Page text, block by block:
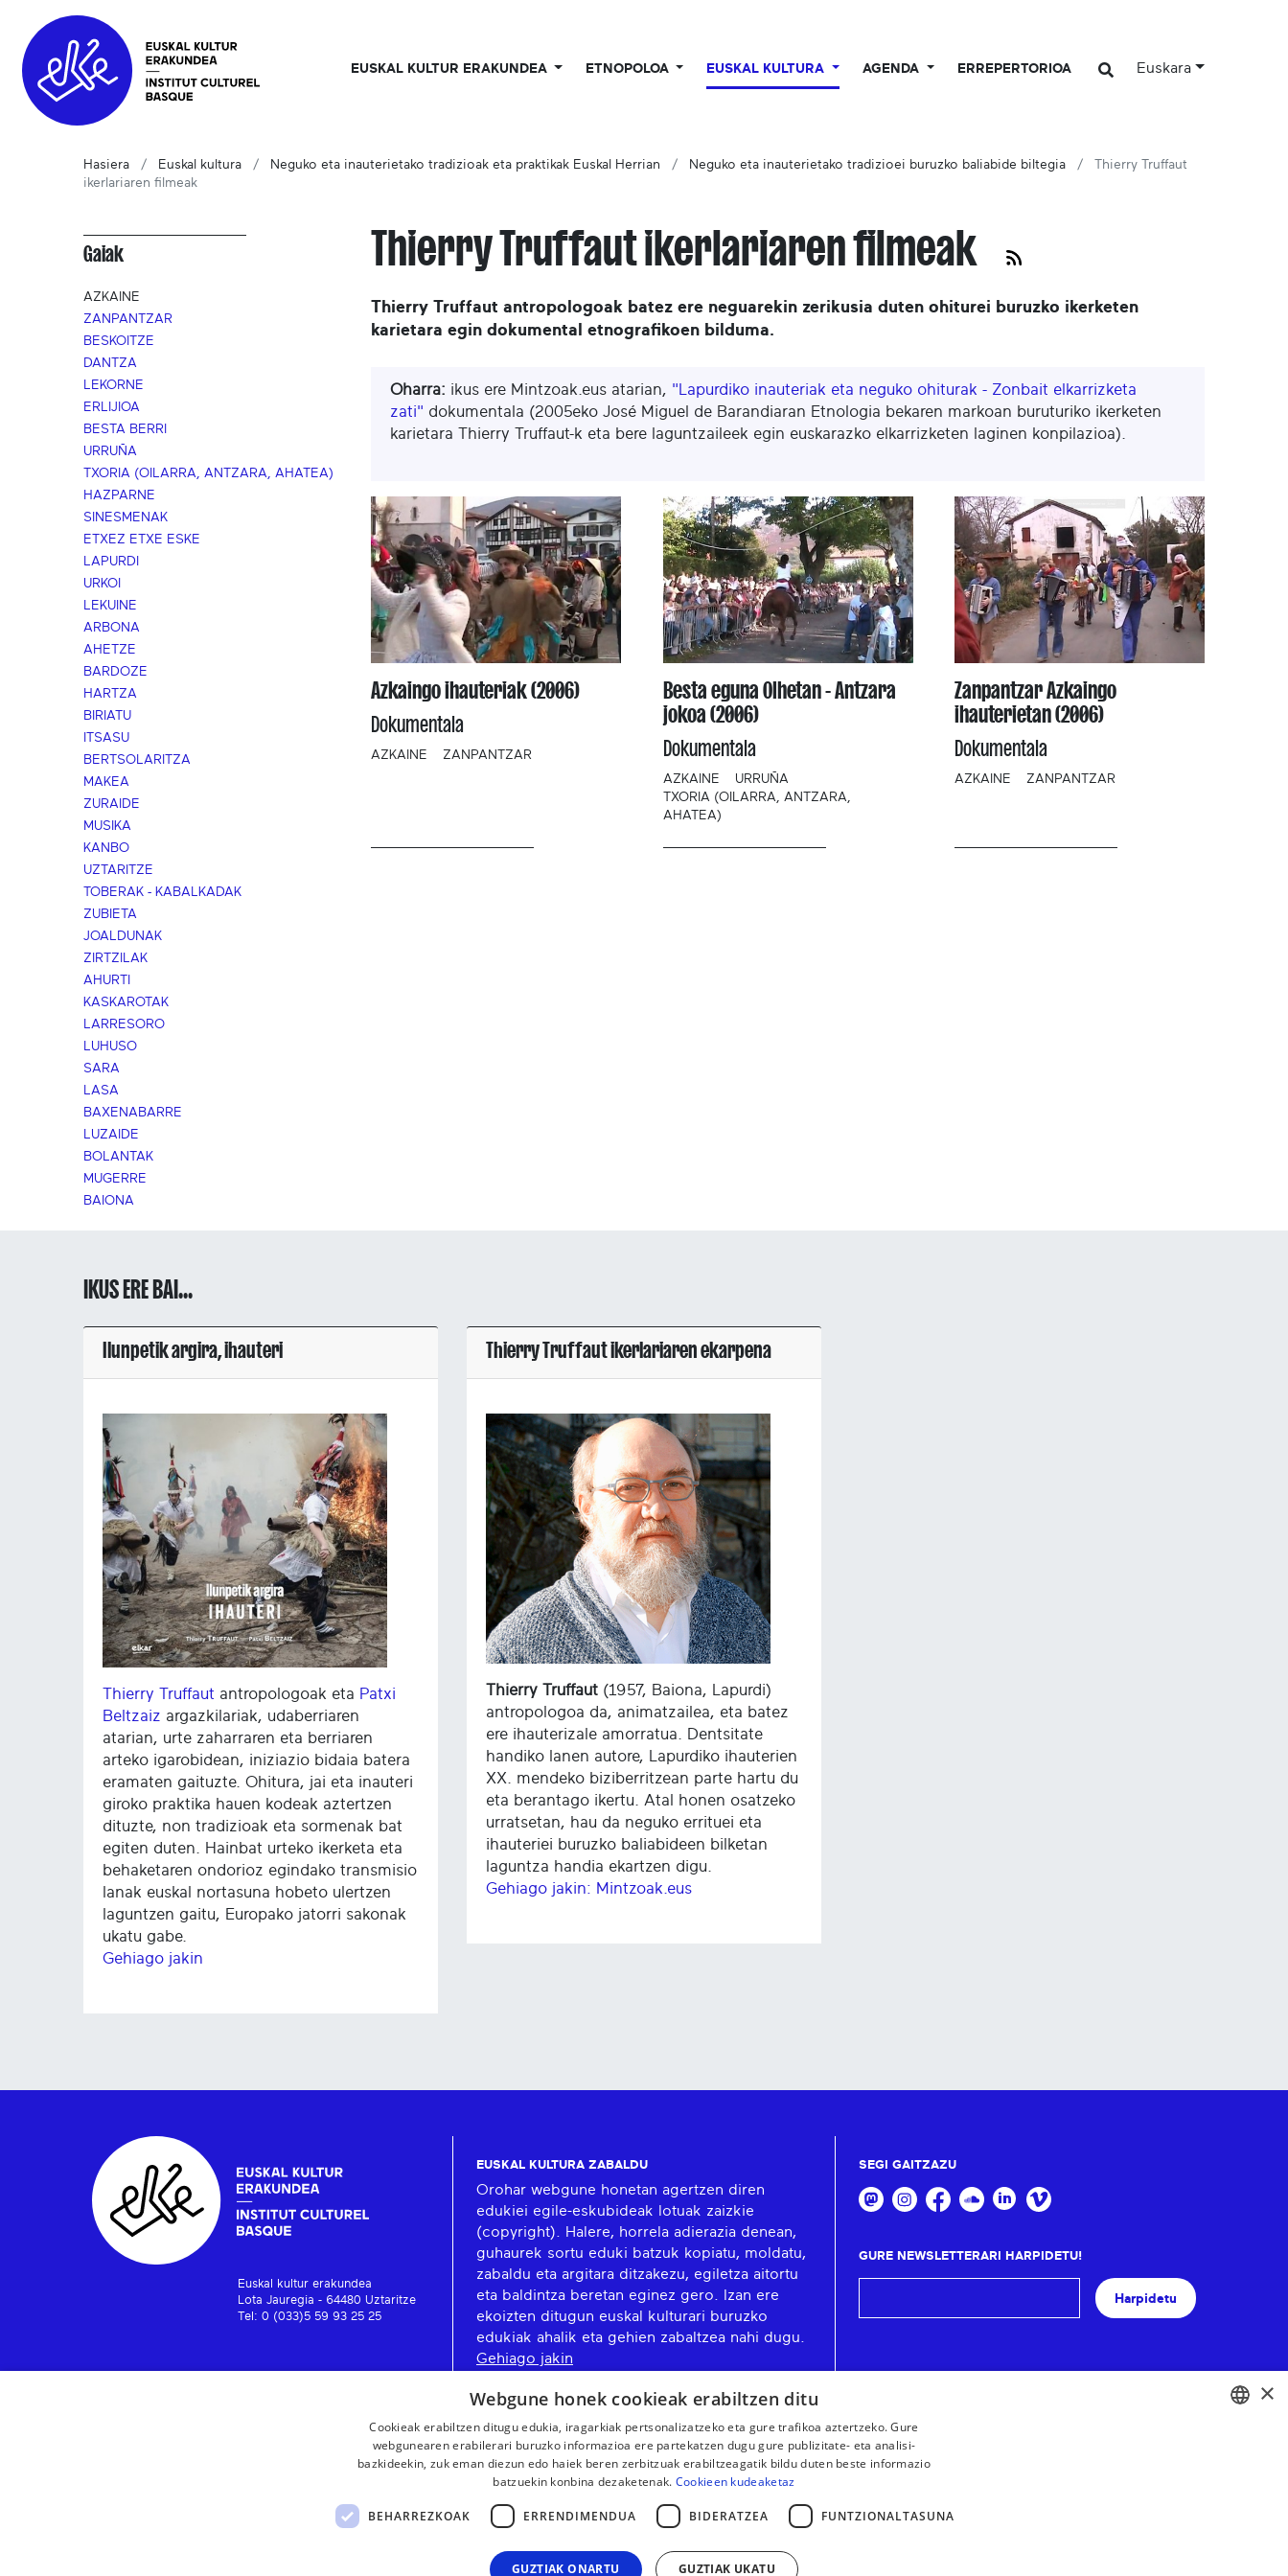
EUSKAL KULTUR ERAKUNDEA ETNOPOLOA EUSKAL KULTURA AGENDA ERREPERTORIOA Euskara
Hasiera Euskal kultura Neguko eta inauterietako tradizioak eta praktikak Euskal Herrian Neguko eta inauterietako tradizioei buruzko baliabide biltegia
Thierry Truffaut
ikerlariaren filmeak
Gaiak
AZKAINE
ZANPANTZAR
BESKOITZE
DANTZA
LEKORNE
ERLIJIOA
BESTA BERRI
URRUÑA
TXORIA (OILARRA, ANTZARA, AHATEA)
HAZPARNE
SINESMENAK
ETXEZ ETXE ESKE
LAPURDI
URKOI
LEKUINE
ARBONA
AHETZE
BARDOZE
HARTZA
BIRIATU
ITSASU
BERTSOLARITZA
MAKEA
ZURAIDE
MUSIKA
KANBO
UZTARITZE
TOBERAK - KABALKADAK
ZUBIETA
JOALDUNAK
ZIRTZILAK
AHURTI
KASKAROTAK
LARRESORO
LUHUSO
SARA
LASA
BAXENABARRE
LUZAIDE
BOLANTAK
MUGERRE
BAIONA
Thierry Truffaut ikerlariaren filmeak
Thierry Truffaut antropologoak batez ere neguarekin zerikusia duten ohiturei buruzko ikerketen
karietara egin dokumental etnografikoen bilduma.
Oharra: ikus ere Mintzoak.eus atarian, "Lapurdiko inauteriak eta neguko ohiturak - Zonbait elkarrizketa
zati" dokumentala (2005eko José Miguel de Barandiaran Etnologia bekaren markoan buruturiko ikerketen
karietara Thierry Truffaut-k eta bere laguntzaileek egin euskarazko elkarrizketen laginen konpilazioa).
Azkaingo ihauteriak (2006)
Dokumentala
AZKAINE ZANPANTZAR
Besta eguna Olhetan - Antzara
jokoa (2006)
Dokumentala
AZKAINE
URRUÑA
TXORIA (OILARRA, ANTZARA,
AHATEA)
Zanpantzar Azkaingo
ihauterietan (2006)
Dokumentala
AZKAINE ZANPANTZAR
IKUS ERE BAI...
Ilunpetik argira, ihauteri
Thierry Truffaut antropologoak eta Patxi
Beltzaiz argazkilariak, udaberriaren
atarian, urte zaharraren eta berriaren
arteko igarobidean, iniziazio bidaia batera
eramaten gaituzte. Ohitura, jai eta inauteri
giroko praktika hauen kodeak aztertzen
dituzte, non tradizioak eta sormenak bat
egiten duten. Hainbat urteko ikerketa eta
behaketaren ondorioz egindako transmisio
lanak euskal nortasuna hobeto ulertzen
laguntzen gaitu, Europako jatorri sakonak
ukatu gabe.
Gehiago jakin
Thierry Truffaut ikerlariaren ekarpena
Thierry Truffaut(1957, Baiona, Lapurdi)
antropologoa da, animatzailea, eta batez
ere ihauterizale amorratua. Dentsitate
handiko lanen autore, Lapurdiko ihauterien
XX. mendeko biziberritzean parte hartu du
eta berantago ikertu. Atal honen osatzeko
urratsetan, hau da neguko errituei eta
ihauteriei buruzko baliabideen bilketan
laguntza handia ekartzen digu.
Gehiago jakin: Mintzoak.eus
Euskal kultur erakundea
Lota Jauregia - 64480 Uztaritze
Tel: 0 (033)5 59 93 25 25
EUSKAL KULTURA ZABALDU
Orohar webgune honetan agertzen diren
edukiei egile-eskubideak lotuak zaizkie
(copyright). Halere, horrela adierazia denean,
guhaurek sortu eduki batzuk kopiatu, moldatu,
zabaldu eta argitara ditzakezu, egiletza aitortu
eta baldintza beretan eginez gero. Izan ere
ekoizten ditugun euskal kulturari buruzko
edukiak ahalik eta gehien zabaltzea nahi dugu.
Gehiago jakin
SEGI GAITZAZU
GURE NEWSLETTERARI HARPIDETU!
Harpidetu
×
Webgune honek cookieak erabiltzen ditu
Cookieak erabiltzen ditugu edukia, iragarkiak pertsonalizatzeko eta gure trafikoa aztertzeko. Gure
webgunearen erabilerari buruzko informazioa ere partekatzen dugu gure publizitate- eta analisi-
bazkideekin, zuk eman diezun edo haiek beren zerbitzuak erabiltzeagatik bildu duten beste informazio
batzuekin konbina dezaketenak. Cookieen kudeaketaz
BEHARREZKOAK ERRENDIMENDUA BIDERATZEA FUNTZIONALTASUNA
GUZTIAK ONARTU GUZTIAK UKATU